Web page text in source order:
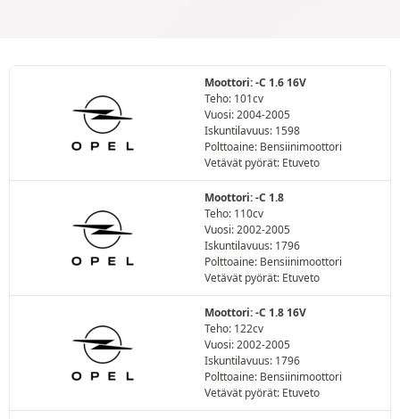
Moottori: -C 1.6 16V
Teho: 101cv
Vuosi: 2004-2005
Iskuntilavuus: 1598
Polttoaine: Bensiinimoottori
Vetävät pyörät: Etuveto
Moottori: -C 1.8
Teho: 110cv
Vuosi: 2002-2005
Iskuntilavuus: 1796
Polttoaine: Bensiinimoottori
Vetävät pyörät: Etuveto
Moottori: -C 1.8 16V
Teho: 122cv
Vuosi: 2002-2005
Iskuntilavuus: 1796
Polttoaine: Bensiinimoottori
Vetävät pyörät: Etuveto